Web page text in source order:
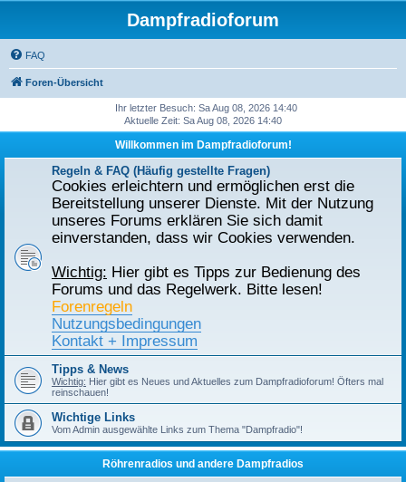
Dampfradioforum
FAQ
Foren-Übersicht
Ihr letzter Besuch: Sa Aug 08, 2026 14:40
Aktuelle Zeit: Sa Aug 08, 2026 14:40
Willkommen im Dampfradioforum!
Regeln & FAQ (Häufig gestellte Fragen)
Cookies erleichtern und ermöglichen erst die
Bereitstellung unserer Dienste. Mit der Nutzung
unseres Forums erklären Sie sich damit
einverstanden, dass wir Cookies verwenden.
Wichtig: Hier gibt es Tipps zur Bedienung des
Forums und das Regelwerk. Bitte lesen!
Forenregeln
Nutzungsbedingungen
Kontakt + Impressum
Tipps & News
Wichtig: Hier gibt es Neues und Aktuelles zum Dampfradioforum! Öfters mal
reinschauen!
Wichtige Links
Vom Admin ausgewählte Links zum Thema "Dampfradio"!
Röhrenradios und andere Dampfradios